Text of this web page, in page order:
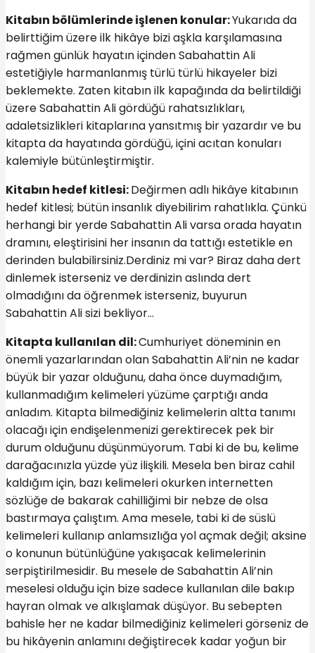
Kitabın bölümlerinde işlenen konular:Yukarıda da
belirttiğim üzere ilk hikâye bizi aşkla karşılamasına
rağmen günlük hayatın içinden Sabahattin Ali
estetiğiyle harmanlanmış türlü türlü hikayeler bizi
beklemekte. Zaten kitabın ilk kapağında da belirtildiği
üzere Sabahattin Ali gördüğü rahatsızlıkları,
adaletsizlikleri kitaplarına yansıtmış bir yazardır ve bu
kitapta da hayatında gördüğü, içini acıtan konuları
kalemiyle bütünleştirmiştir.
Kitabın hedef kitlesi:Değirmen adlı hikâye kitabının
hedef kitlesi; bütün insanlık diyebilirim rahatlıkla. Çünkü
herhangi bir yerde Sabahattin Ali varsa orada hayatın
dramını, eleştirisini her insanın da tattığı estetikle en
derinden bulabilirsiniz.Derdiniz mi var? Biraz daha dert
dinlemek isterseniz ve derdinizin aslında dert
olmadığını da öğrenmek isterseniz, buyurun
Sabahattin Ali sizi bekliyor…
Kitapta kullanılan dil:Cumhuriyet döneminin en
önemli yazarlarından olan Sabahattin Ali’nin ne kadar
büyük bir yazar olduğunu, daha önce duymadığım,
kullanmadığım kelimeleri yüzüme çarptığı anda
anladım. Kitapta bilmediğiniz kelimelerin altta tanımı
olacağı için endişelenmenizi gerektirecek pek bir
durum olduğunu düşünmüyorum. Tabi ki de bu, kelime
darağacınızla yüzde yüz ilişkili. Mesela ben biraz cahil
kaldığım için, bazı kelimeleri okurken internetten
sözlüğe de bakarak cahilliğimi bir nebze de olsa
bastırmaya çalıştım. Ama mesele, tabi ki de süslü
kelimeleri kullanıp anlamsızlığa yol açmak değil; aksine
o konunun bütünlüğüne yakışacak kelimelerinin
serpiştirilmesidir. Bu mesele de Sabahattin Ali’nin
meselesi olduğu için bize sadece kullanılan dile bakıp
hayran olmak ve alkışlamak düşüyor. Bu sebepten
bahisle her ne kadar bilmediğiniz kelimeleri görseniz de
bu hikâyenin anlamını değiştirecek kadar yoğun bir